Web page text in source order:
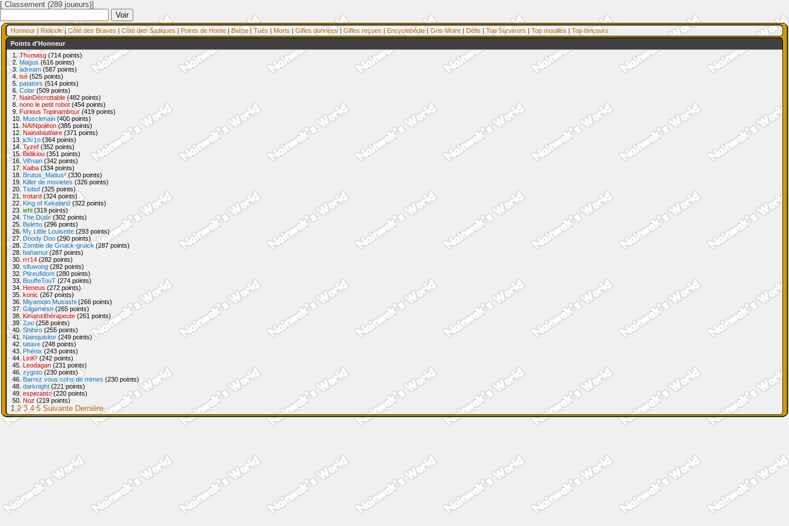
[ Classement (289 joueurs)]
Honneur | Ridicule|Côté des Braves | Côté des Sadiques | Points de Honte |Barbe| Tués | Morts | Gifles données | Gifles reçues | Encyclopédie| Gris-Moire | Défis | Top Survivors | Top mouillés | Top lanceurs
Points d'Honneur
1. Thomasg (714 points)
2.Magus (616 points)
3.adream (587 points)
4. isé (525 points)
5. patators (514 points)
6. Colar (509 points)
7. NainDécrottable (482 points)
8. nono le petit robot (454 points)
9. Furious Topinambour(419 points)
10. Musclenain(400 points)
11. NAINpoléon(385 points)
12. Nainatoutfaire (371 points)
13. k3v1n(364 points)
14.Tyzef (352 points)
15.Bidikiou (351 points)
16. Vil'nain (342 points)
17. Kaiba (334 points)
18. Brutus_Matius² (330 points)
19. Killer de movietes (326 points)
20. Tiotiof (325 points)
21. trotard (324 points)
22. King of Kekeland (322 points)
23. iehl (319 points)
24. The Dude(302 points)
25. Belette(296 points)
26.My Little Louisette (293 points)
27.Doody Doo (290 points)
28. Zombie de Gruick-gruick(287 points)
28. bahamut (287 points)
30. rrr14 (282 points)
30. sifuwong (282 points)
32. Ptireufidom (280 points)
33. BouffeTouT (274 points)
34. Heneus (272 points)
35. konic (267 points)
36. Miyamoto Musashi (266 points)
37. Gilgamesh (265 points)
38. Kinainsithérapeute (261 points)
39.Zou(258 points)
40.Shihiro (255 points)
41. Nainquisitor (249 points)
42. tatave (248 points)
43. Phénix (243 points)
44. LinK² (242 points)
45. Leodagan (231 points)
46. zygoto (230 points)
46. Barrez vous cons de mimes (230 points)
48. darknight (221 points)
49. esperanto(220 points)
50. Noz(219 points)
1 2 3 4 5 Suivante Dernière